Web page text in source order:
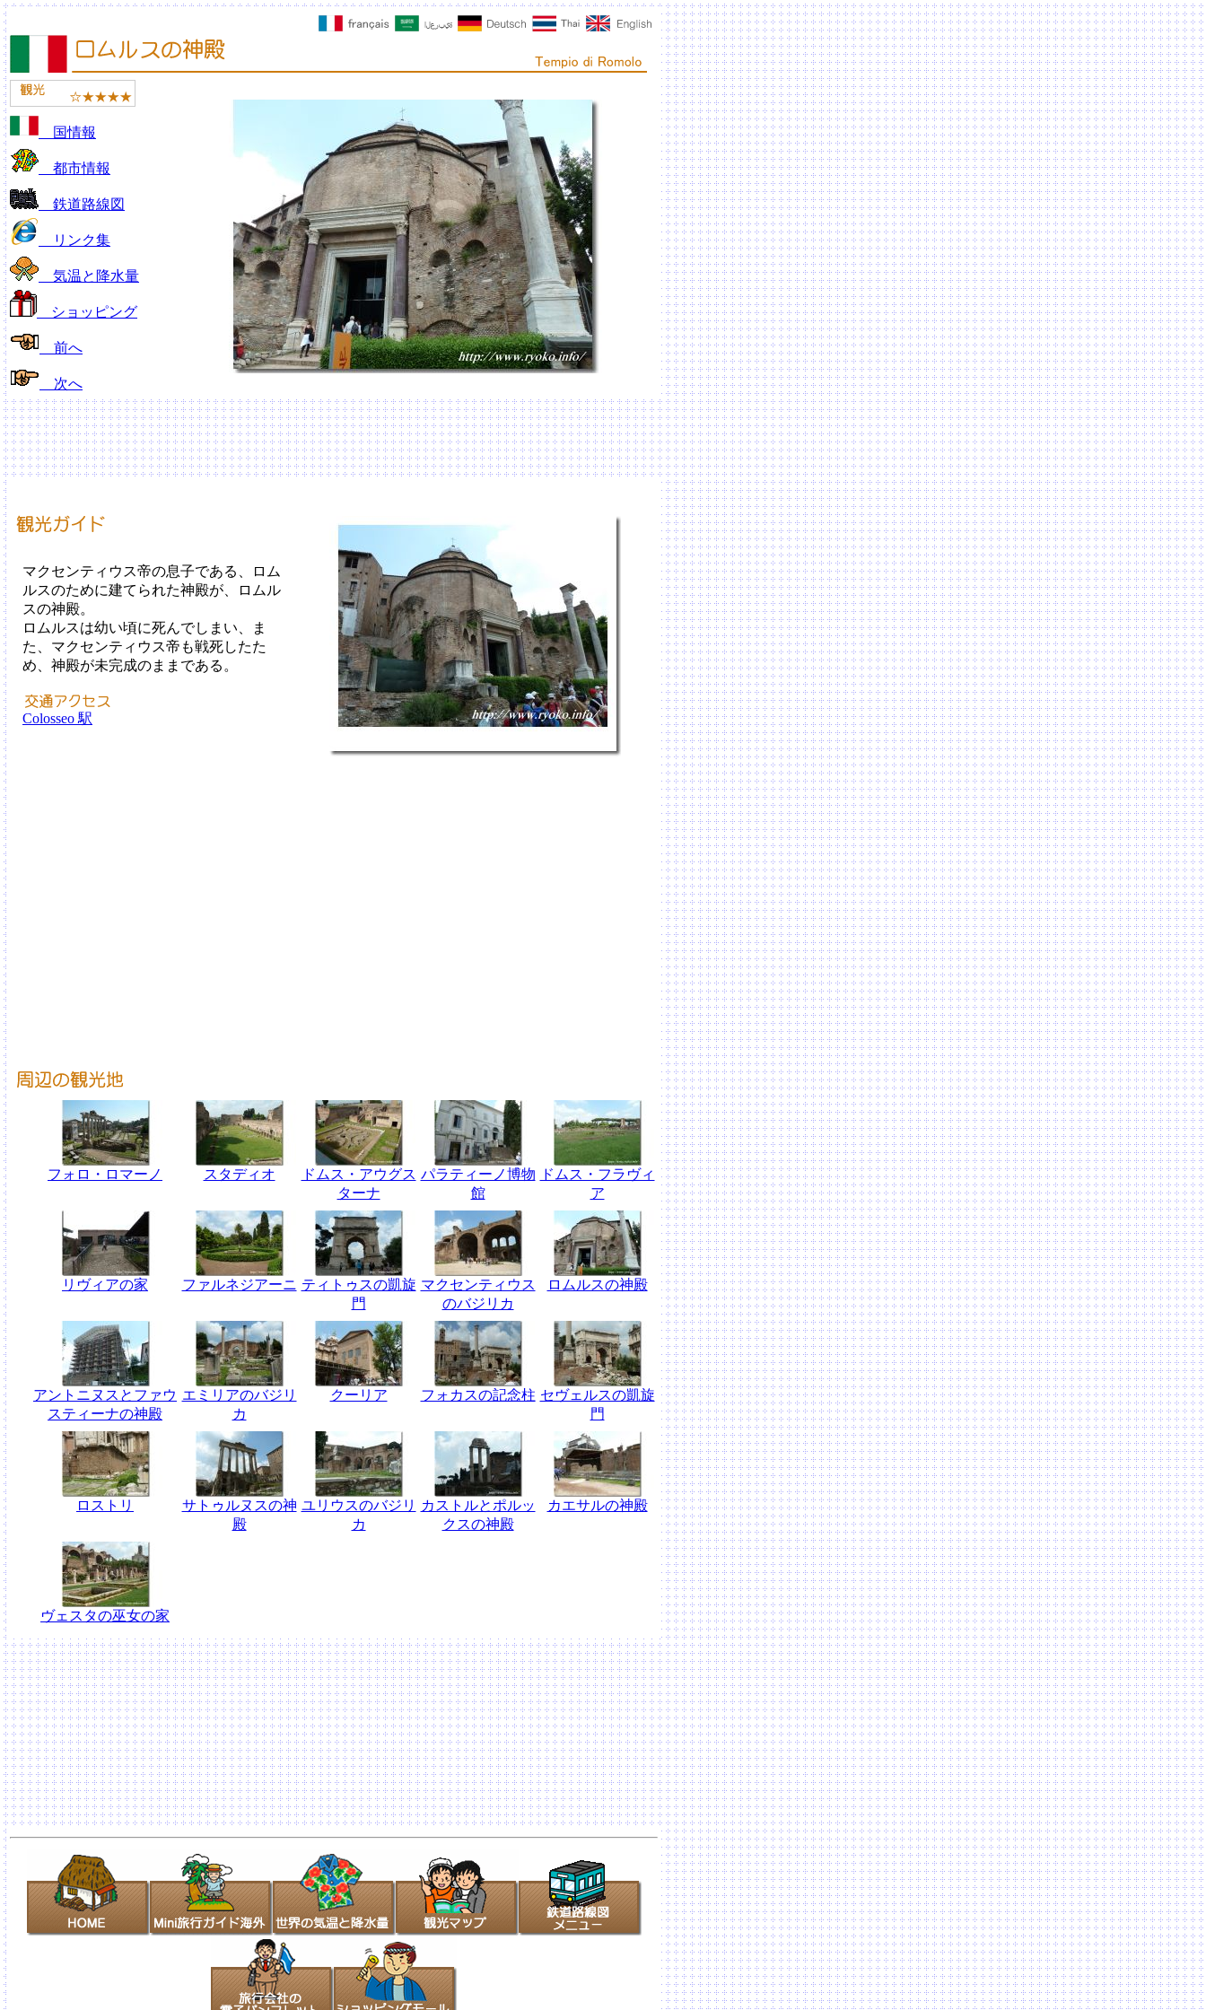
国情報
都市情報
鉄道路線図
リンク集
気温と降水量
ショッピング
前へ
次へ
マクセンティウス帝の息子である、ロム
ルスのために建てられた神殿が、ロムル
スの神殿。
ロムルスは幼い頃に死んでしまい、ま
た、マクセンティウス帝も戦死したた
め、神殿が未完成のままである。
Colosseo 駅
フォロ・ロマーノ スタディオ
ドムス・アウグス
ターナ
パラティーノ博物
館
ドムス・フラヴィ
ア
リヴィアの家 ファルネジアーニ ティトゥスの凱旋
門
マクセンティウス
のバジリカ
ロムルスの神殿
アントニヌスとファウ
スティーナの神殿
エミリアのバジリ
カ
クーリア フォカスの記念柱 セヴェルスの凱旋
門
ロストリ
サトゥルヌスの神
殿
ユリウスのバジリ
カ
カストルとポルッ
クスの神殿
カエサルの神殿
ヴェスタの巫女の家